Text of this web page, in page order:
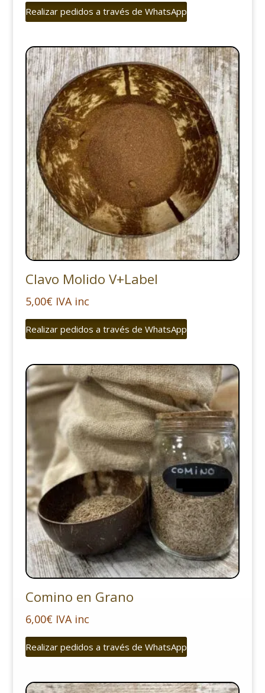
Realizar pedidos a través de WhatsApp
Clavo Molido V+Label
5,00€ IVA inc
Realizar pedidos a través de WhatsApp
Comino en Grano
6,00€ IVA inc
Realizar pedidos a través de WhatsApp